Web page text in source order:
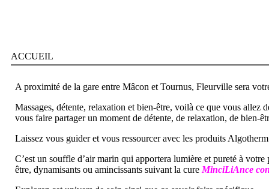
ACCUEIL
A proximité de la gare entre Mâcon et Tournus, Fleurville sera
Massages, détente, relaxation et bien-être, voilà ce que vous
vous faire partager un moment de détente, de relaxation, de bien-
Laissez vous guider et vous ressourcer avec les produits
C’est un souffle d’air marin qui apportera lumière et pureté à
être, dynamisants ou amincissants suivant la cure MinciLiAnce